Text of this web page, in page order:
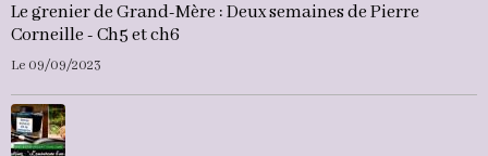
Le grenier de Grand-Mère : Deux semaines de Pierre
Corneille - Ch5 et ch6
Le 09/09/2023